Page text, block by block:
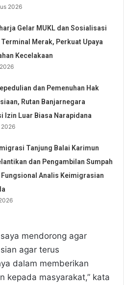
2026
Gelar MUKL dan Sosialisasi
Terminal Merak, Perkuat Upaya
Kecelakaan
dan Pemenuhan Hak
Rutan Banjarnegara
Izin Luar Biasa Narapidana
2026
Tanjung Balai Karimun
dan Pengambilan Sumpah
Analis Keimigrasian
mendorong agar
agar terus
dalam memberikan
kepada masyarakat,” kata